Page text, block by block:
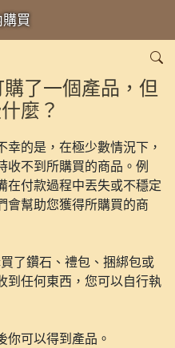
買
了一個產品，但
麼？
的是，在極少數情況下，
收不到所購買的商品。例
在付款過程中丟失或不穩定
會幫助您獲得所購買的商
了鑽石、禮包、捆綁包或
到任何東西，您可以自行執
你可以得到產品。